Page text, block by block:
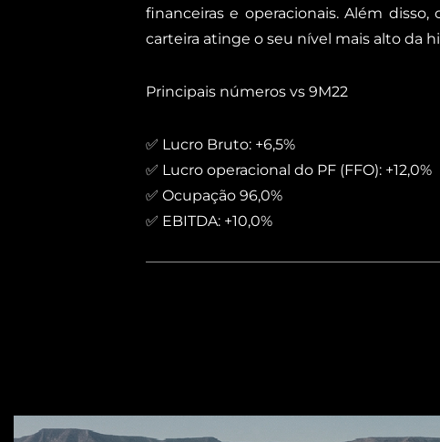
financeiras e operacionais. Além
carteira atinge o seu nível mais alto da
Principais números vs 9M22
✅ Lucro Bruto: +6,5%
✅ Lucro operacional do PF (FFO): +12,0%
✅ Ocupação 96,0%
✅ EBITDA: +10,0%